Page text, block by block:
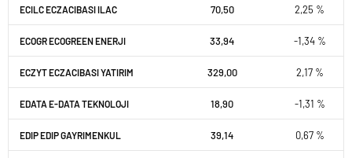
ECILC ECZACIBASI ILAC 70,50 2,25 %
ECOGR ECOGREEN ENERJI 33,94 -1,34 %
ECZYT ECZACIBASI YATIRIM 329,00 2,17 %
EDATA E-DATA TEKNOLOJI 18,90 -1,31 %
EDIP EDIP GAYRIMENKUL 39,14 0,67 %